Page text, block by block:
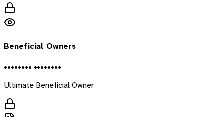
Beneficial Owners
•••••••• ••••••••
Ultimate Beneficial Owner